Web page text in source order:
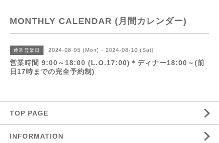
MONTHLY CALENDAR (月間カレンダー)
通常営業日 2024-08-05 (Mon) - 2024-08-10 (Sat)
営業時間 9:00～18:00 (L.O.17:00)＊ディナー18:00～(前
日17時までの完全予約制)
TOP PAGE
INFORMATION